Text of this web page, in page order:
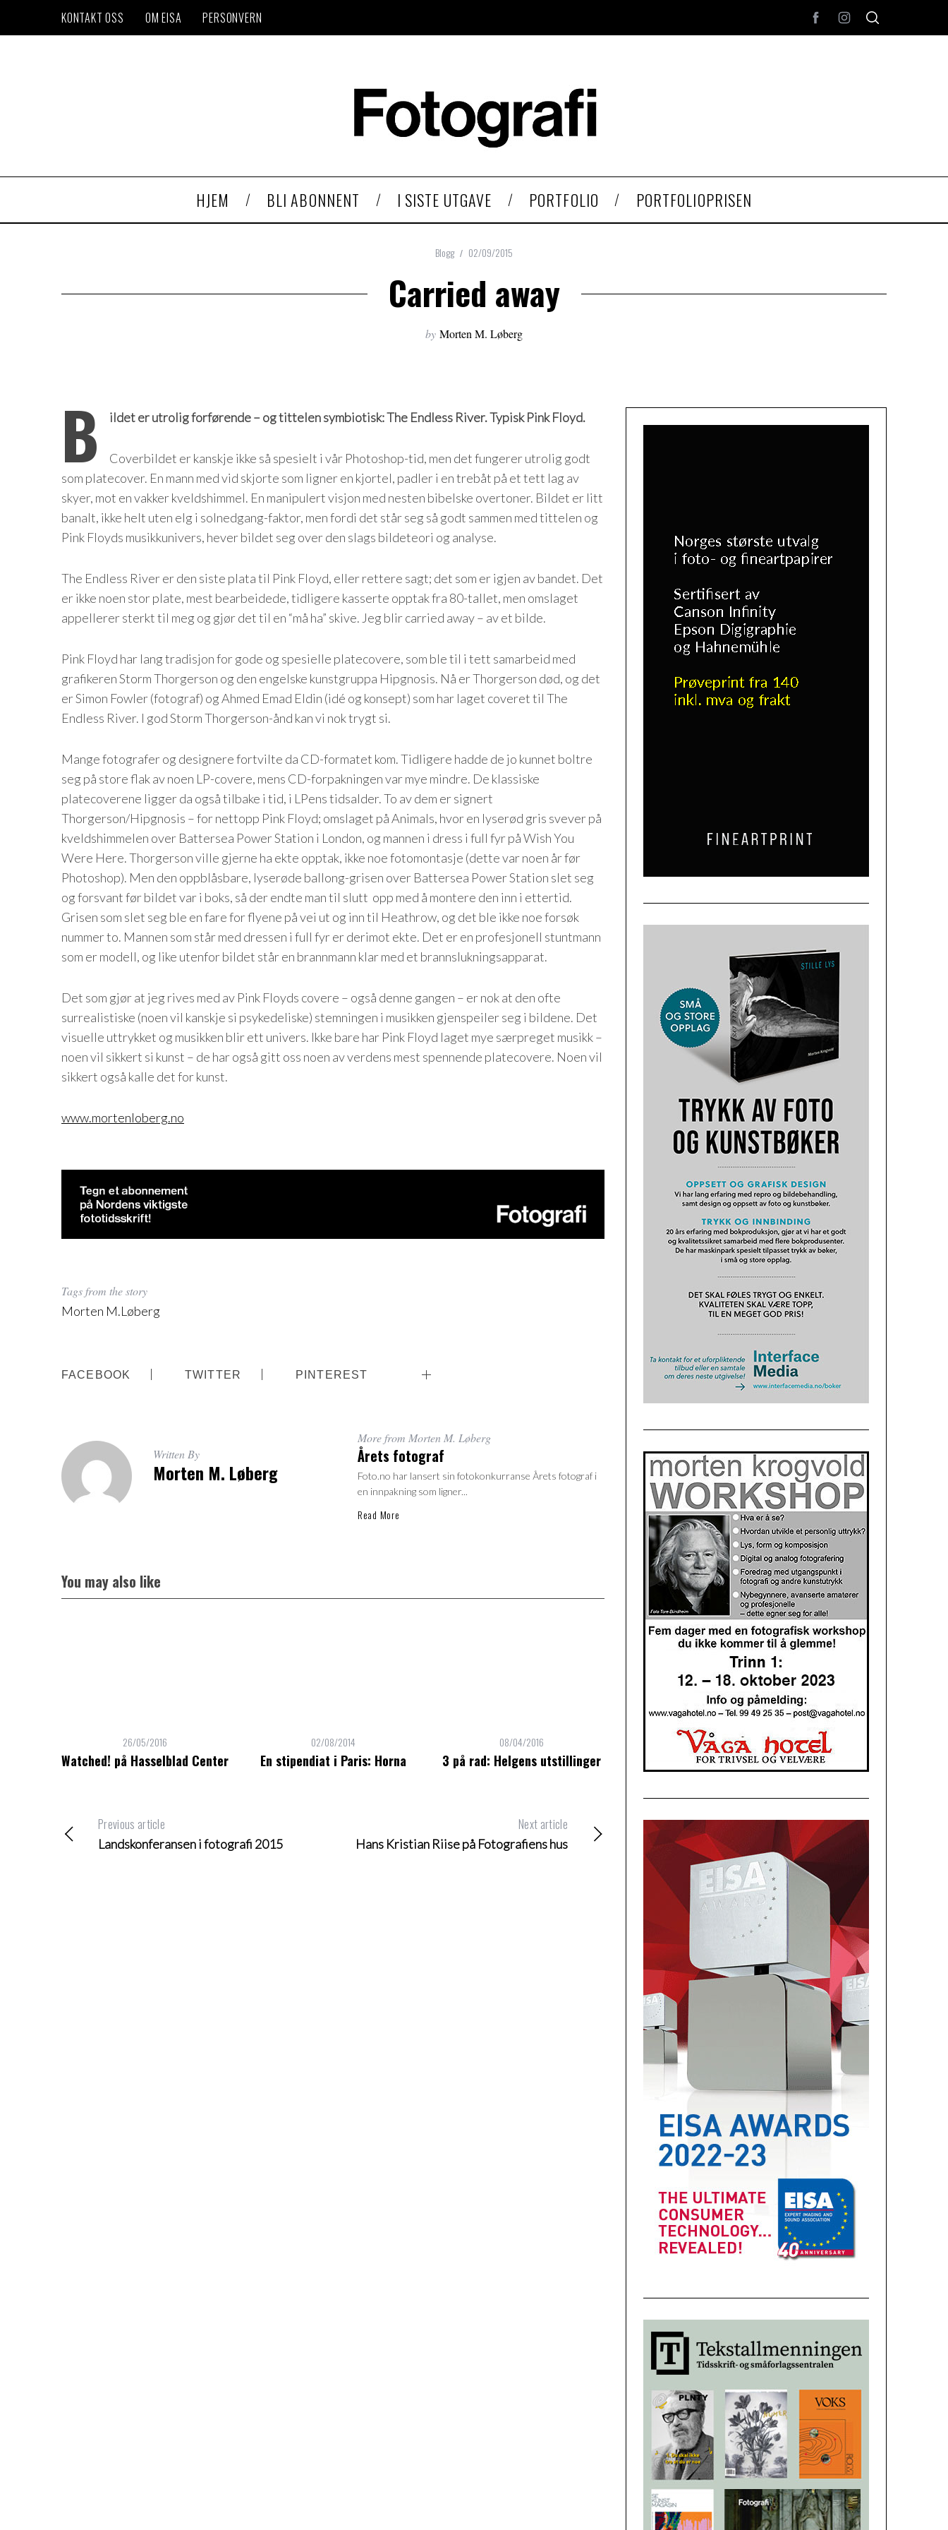
KONTAKT OSS OM EISA PERSONVERN
HJEM BLI ABONNENT I SISTE UTGAVE PORTFOLIO PORTFOLIOPRISEN
Blogg 02/09/2015
Carried away
by Morten M. Løberg
B ildet er utrolig forførende – og tittelen symbiotisk: The Endless River. Typisk Pink Floyd.
Coverbildet er kanskje ikke så spesielt i vår Photoshop-tid, men det fungerer utrolig godt
som platecover. En mann med vid skjorte som ligner en kjortel, padler i en trebåt på et tett lag av
skyer, mot en vakker kveldshimmel. En manipulert visjon med nesten bibelske overtoner. Bildet er litt
banalt, ikke helt uten elg i solnedgang-faktor, men fordi det står seg så godt sammen med tittelen og
Pink Floyds musikkunivers, hever bildet seg over den slags bildeteori og analyse.
The Endless River er den siste plata til Pink Floyd, eller rettere sagt; det som er igjen av bandet. Det
er ikke noen stor plate, mest bearbeidede, tidligere kasserte opptak fra 80-tallet, men omslaget
appellerer sterkt til meg og gjør det til en “må ha” skive. Jeg blir carried away – av et bilde.
Pink Floyd har lang tradisjon for gode og spesielle platecovere, som ble til i tett samarbeid med
grafikeren Storm Thorgerson og den engelske kunstgruppa Hipgnosis. Nå er Thorgerson død, og det
er Simon Fowler (fotograf) og Ahmed Emad Eldin (idé og konsept) som har laget coveret til The
Endless River. I god Storm Thorgerson-ånd kan vi nok trygt si.
Mange fotografer og designere fortvilte da CD-formatet kom. Tidligere hadde de jo kunnet boltre
seg på store flak av noen LP-covere, mens CD-forpakningen var mye mindre. De klassiske
platecoverene ligger da også tilbake i tid, i LPens tidsalder. To av dem er signert
Thorgerson/Hipgnosis – for nettopp Pink Floyd; omslaget på Animals, hvor en lyserød gris svever på
kveldshimmelen over Battersea Power Station i London, og mannen i dress i full fyr på Wish You
Were Here. Thorgerson ville gjerne ha ekte opptak, ikke noe fotomontasje (dette var noen år før
Photoshop). Men den oppblåsbare, lyserøde ballong-grisen over Battersea Power Station slet seg
og forsvant før bildet var i boks, så der endte man til slutt opp med å montere den inn i ettertid.
Grisen som slet seg ble en fare for flyene på vei ut og inn til Heathrow, og det ble ikke noe forsøk
nummer to. Mannen som står med dressen i full fyr er derimot ekte. Det er en profesjonell stuntmann
som er modell, og like utenfor bildet står en brannmann klar med et brannslukningsapparat.
Det som gjør at jeg rives med av Pink Floyds covere – også denne gangen – er nok at den ofte
surrealistiske (noen vil kanskje si psykedeliske) stemningen i musikken gjenspeiler seg i bildene. Det
visuelle uttrykket og musikken blir ett univers. Ikke bare har Pink Floyd laget mye særpreget musikk –
noen vil sikkert si kunst – de har også gitt oss noen av verdens mest spennende platecovere. Noen vil
sikkert også kalle det for kunst.
www.mortenloberg.no
Tags from the story
Morten M.Løberg
FACEBOOK TWITTER PINTEREST
Written By
Morten M. Løberg
More from Morten M. Løberg
Årets fotograf
Foto.no har lansert sin fotokonkurranse Årets fotograf i
en innpakning som ligner...
Read More
You may also like
26/05/2016
Watched! på Hasselblad Center
02/08/2014
En stipendiat i Paris: Horna
08/04/2016
3 på rad: Helgens utstillinger
Previous article
Landskonferansen i fotografi 2015
Next article
Hans Kristian Riise på Fotografiens hus